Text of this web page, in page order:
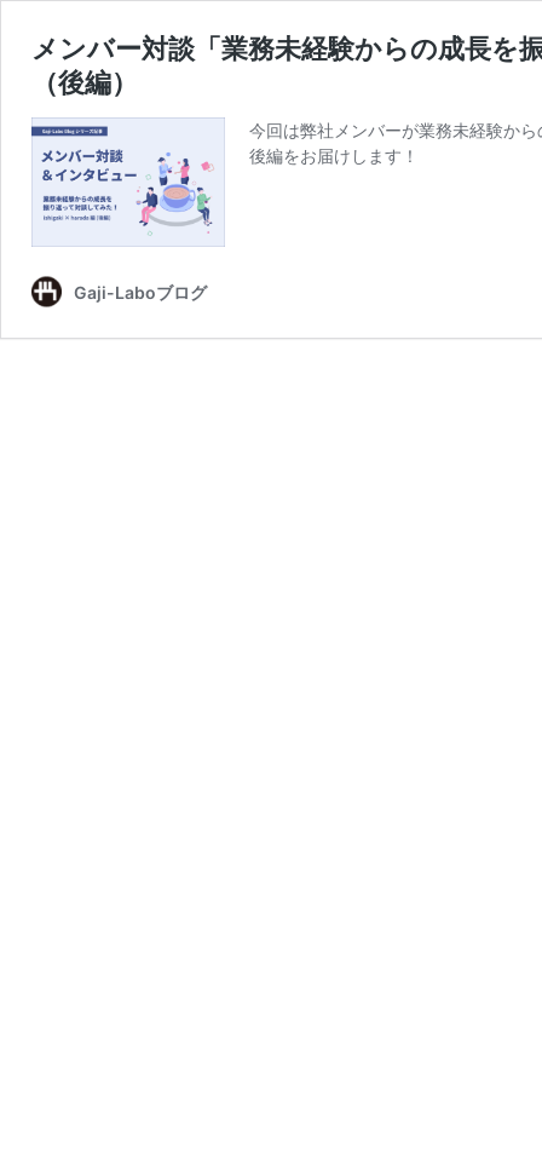
メンバー対談「業務未経験からの成長
（後編）
今回は弊社メンバーが業務未経験か
後編をお届けします！
Gaji-Laboブログ